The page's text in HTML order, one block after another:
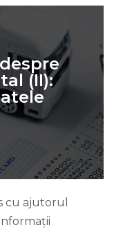
(II):
cu ajutorul